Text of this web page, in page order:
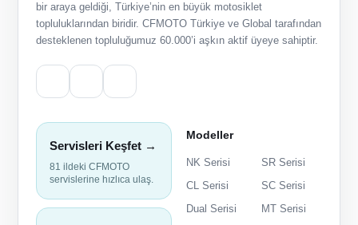
bir araya geldiği, Türkiye’nin en büyük motosiklet
topluluklarından biridir. CFMOTO Türkiye ve Global tarafından
desteklenen topluluğumuz 60.000’i aşkın aktif üyeye sahiptir.
Servisleri Keşfet →
81 ildeki CFMOTO
servislerine hızlıca ulaş.
Modeller
NK Serisi
SR Serisi
CL Serisi
SC Serisi
Dual Serisi
MT Serisi